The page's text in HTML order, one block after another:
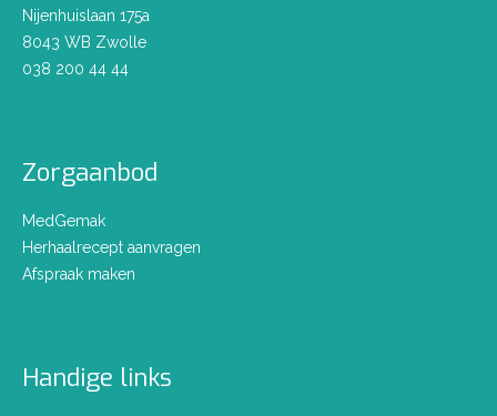
Nijenhuislaan 175a
8043 WB Zwolle
038 200 44 44
Zorgaanbod
MedGemak
Herhaalrecept aanvragen
Afspraak maken
Handige links